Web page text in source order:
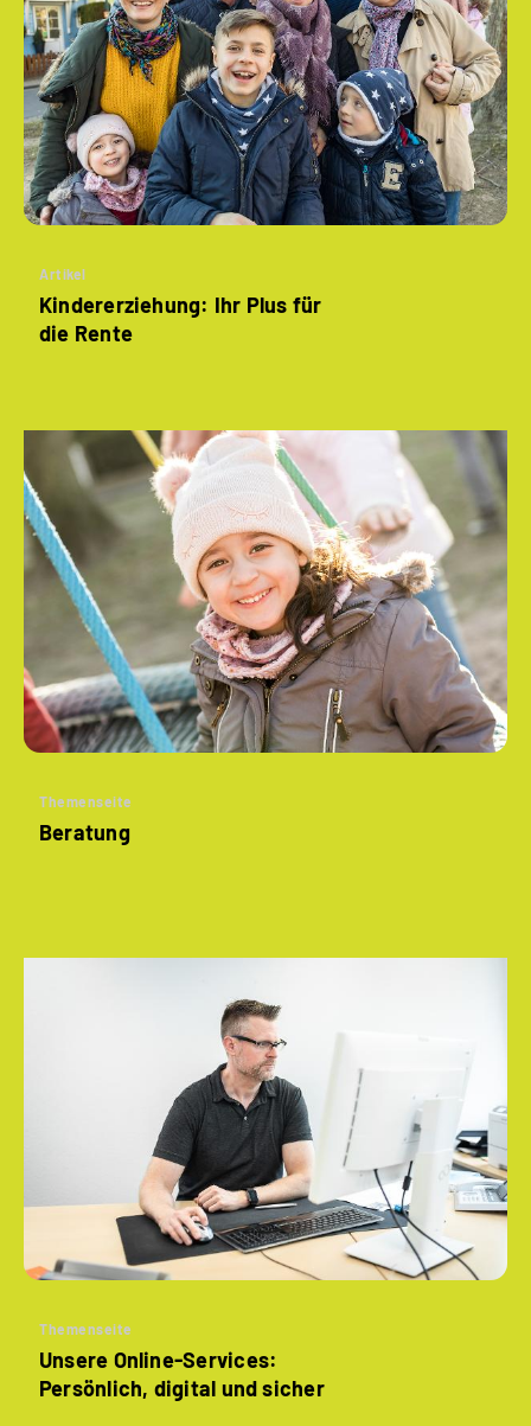
Artikel
Kindererziehung: Ihr Plus für
die Rente
Themenseite
Beratung
Themenseite
Unsere Online-Services:
Persönlich, digital und sicher